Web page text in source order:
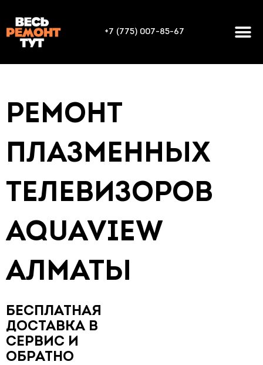
+7 (775) 007-85-67
РЕМОНТ
ПЛАЗМЕННЫХ
ТЕЛЕВИЗОРОВ
AQUAVIEW
АЛМАТЫ
БЕСПЛАТНАЯ
ДОСТАВКА В
СЕРВИС И
ОБРАТНО